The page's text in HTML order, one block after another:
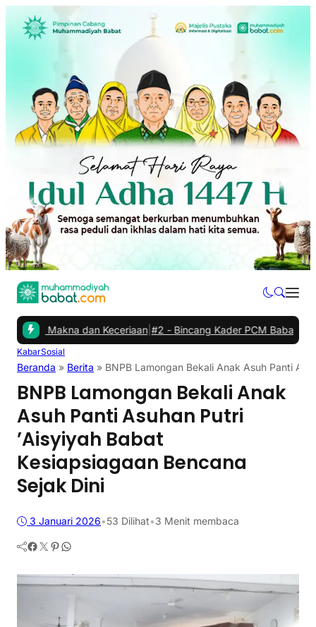
dan Keceriaan| #2 -Bincang Kader PCM Babat, Jembatani
KabarSosial
Beranda » Berita » BNPB Lamongan Bekali Anak Asuh Panti
BNPB Lamongan Bekali Anak
Asuh Panti Asuhan Putri
’Aisyiyah Babat
Kesiapsiagaan Bencana
Sejak Dini
3 Januari 2026•53 Dilihat•3 Menit membaca
Facebook Twitter Pinterest WhatsApp